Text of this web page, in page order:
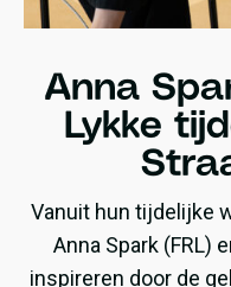
Anna
Lykke
Vanuit hun tijdelijke
Anna Spark (FRL)
inspireren door de